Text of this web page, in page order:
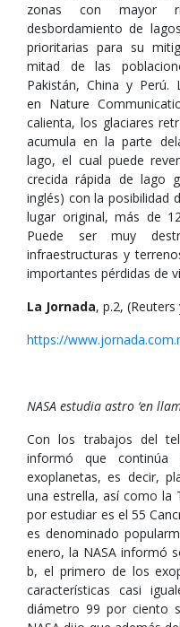
zonas con mayor
desbordamiento de
prioritarias para su
mitad de las
Pakistán, China y Perú.
en Nature
calienta, los glaciares
acumula en la parte
lago, el cual puede
crecida rápida de lago
inglés) con la posibilidad
lugar original, más de
Puede ser muy
infraestructuras y
importantes pérdidas de
La Jornada, p.2,
https://
NASA estudia astro ‘en
Con los trabajos del
informó que continúa
exoplanetas, es decir,
una estrella, así como la
por estudiar es el 55
es denominado
enero, la NASA informó
b, el primero de los
características casi
diámetro 99 por ciento